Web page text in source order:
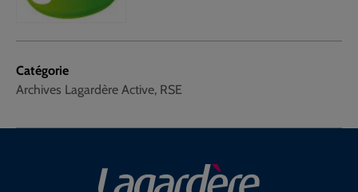
Catégorie
Archives Lagardère Active, RSE